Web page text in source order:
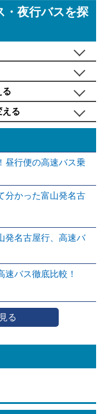
夜行バスを探
る
行便の高速バス乗
分かった富山発名古
発名古屋行、高速バ
速バス徹底比較！
る